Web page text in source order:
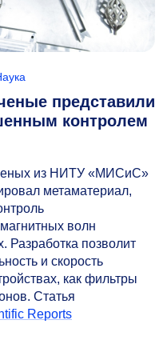
представили
контролем
из НИТУ «МИСиС»
метаматериал,
волн
Разработка позволит
и скорость
как фильтры
Статья
Reports